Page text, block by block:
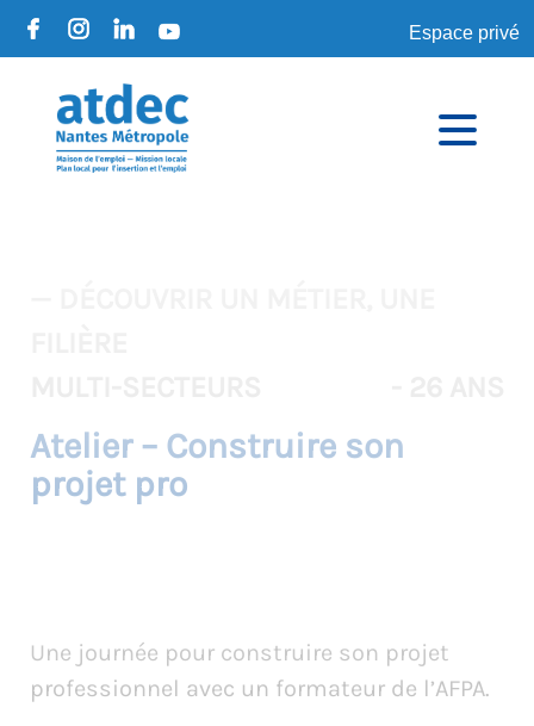
Espace privé
Atelier – Construire son
projet pro
Une journée pour construire son projet
professionnel avec un formateur de l’AFPA.